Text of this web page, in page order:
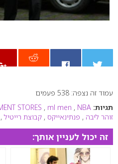
0עמוד זה נצפה: 538 פעמים
תגיות:
STORES , ml men , NBA
זוהר ליבה , פנתינאייקס , קבוצת רייטיל ,
זה יכול לעניין אותך: